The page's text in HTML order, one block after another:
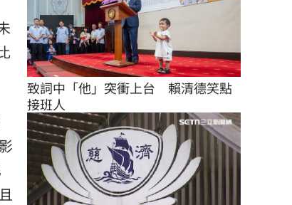
致詞中「他」突衝上台　賴清德笑點
接班人